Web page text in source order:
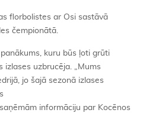
florbolistes ar Osi sastāvā
čempionātā.
kuru būs ļoti grūti
uzbrucēja. „Mums
jo šajā sezonā izlases
informāciju par Kocēnos